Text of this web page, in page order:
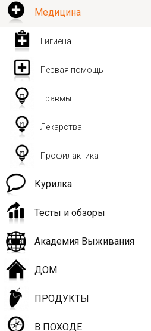
Медицина
Гигиена
Первая помощь
Травмы
Лекарства
Профилактика
Курилка
Тесты и обзоры
Академия Выживания
ДОМ
ПРОДУКТЫ
В ПОХОДЕ